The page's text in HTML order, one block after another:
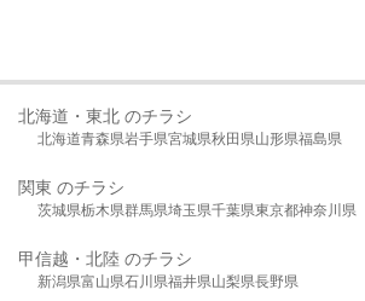
北海道・東北 のチラシ
北海道青森県岩手県宮城県秋田県山形県福島県
関東 のチラシ
茨城県栃木県群馬県埼玉県千葉県東京都神奈川県
甲信越・北陸 のチラシ
新潟県富山県石川県福井県山梨県長野県